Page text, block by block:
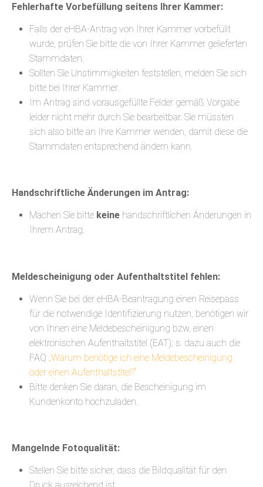
Fehlerhafte Vorbefüllung seitens Ihrer Kammer:
Falls der eHBA-Antrag von Ihrer Kammer vorbefüllt
wurde, prüfen Sie bitte die von Ihrer Kammer gelieferten
Stammdaten.
Sollten Sie Unstimmigkeiten feststellen, melden Sie sich
bitte bei Ihrer Kammer.
Im Antrag sind vorausgefüllte Felder gemäß Vorgabe
leider nicht mehr durch Sie bearbeitbar. Sie müssten
sich also bitte an Ihre Kammer wenden, damit diese die
Stammdaten entsprechend ändern kann.
Handschriftliche Änderungen im Antrag:
Machen Sie bitte keine handschriftlichen Änderungen in
Ihrem Antrag.
Meldescheinigung oder Aufenthaltstitel fehlen:
Wenn Sie bei der eHBA-Beantragung einen Reisepass
für die notwendige Identifizierung nutzen, benötigen wir
von Ihnen eine Meldebescheinigung bzw. einen
elektronischen Aufenthaltstitel (EAT); s. dazu auch die
FAQ „Warum benötige ich eine Meldebescheinigung
oder einen Aufenthaltstitel?“
Bitte denken Sie daran, die Bescheinigung im
Kundenkonto hochzuladen.
Mangelnde Fotoqualität:
Stellen Sie bitte sicher, dass die Bildqualität für den